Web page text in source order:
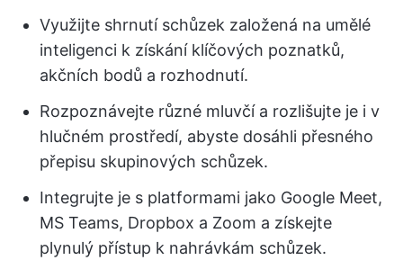
Využijte shrnutí schůzek založená na umělé
inteligenci k získání klíčových poznatků,
akčních bodů a rozhodnutí.
Rozpoznávejte různé mluvčí a rozlišujte je i v
hlučném prostředí, abyste dosáhli přesného
přepisu skupinových schůzek.
Integrujte je s platformami jako Google Meet,
MS Teams, Dropbox a Zoom a získejte
plynulý přístup k nahrávkám schůzek.